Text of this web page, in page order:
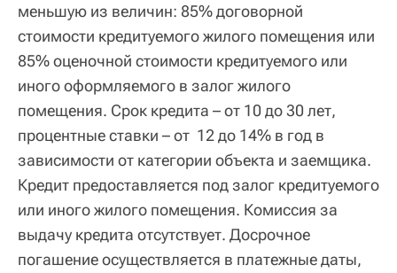
меньшую из величин: 85% договорной
стоимости кредитуемого жилого помещения или
85% оценочной стоимости кредитуемого или
иного оформляемого в залог жилого
помещения. Срок кредита – от 10 до 30 лет,
процентные ставки – от 12 до 14% в год в
зависимости от категории объекта и заемщика.
Кредит предоставляется под залог кредитуемого
или иного жилого помещения. Комиссия за
выдачу кредита отсутствует. Досрочное
погашение осуществляется в платежные даты,